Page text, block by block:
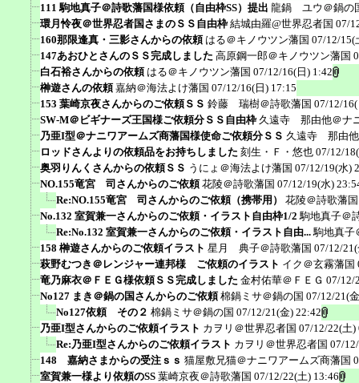
111 駒地真子＠詩歌藩国様依頼（自由枠SS）提出 龍鍋 ユウ＠鍋の
環月怜夜＠世界忍者国さまのＳＳ自由枠 結城由羅@世界忍者国 07/
160那限逢真・三影さんからの依頼 はる＠キノウツン藩国 07/12/15(
147あおひとさんのＳＳ完成しました 高原鋼一郎＠キノウツン藩国
白石裕さんからの依頼 はる＠キノウツン藩国 07/12/16(日) 1:42
榊遊さんの依頼 嘉納＠海法よけ藩国 07/12/16(日) 17:15
153 葉崎京夜さんからのご依頼ＳＳ 鈴藤 瑞樹＠詩歌藩国 07/12/
SW-M＠ビギナーズ王国様ご依頼分ＳＳ自由枠 久遠寺 那由他＠ナ
乃亜I型＠ナニワアームズ商藩国様使命ご依頼分ＳＳ 久遠寺 那由他
ロッドさんよりの依頼品をお持ちしました 刻生・Ｆ・悠也 07/12/
奥羽りんくさんからの依頼ＳＳ うにょ＠海法よけ藩国 07/12/19(水)
NO.155竜宮 司さんからのご依頼 花陵＠詩歌藩国 07/12/19(水)
Re:NO.155竜宮 司さんからのご依頼（携帯用）
花陵＠詩歌藩国
No.132 室賀兼一さんからのご依頼・イラスト自由枠1/2 駒地真子＠
Re:No.132 室賀兼一さんからのご依頼・イラスト自由... 駒地真子
158 榊遊さんからのご依頼イラスト 星月 典子＠詩歌藩国 07/12/
萩野むつき＠レンジャー連邦様 ご依頼のイラスト イク＠玄霧藩国
竜乃麻衣＠ＦＥＧ様依頼ＳＳ完成しました 金村佑華＠ＦＥＧ 07/12/
No127 まき＠鍋の国さんからのご依頼 棉鍋ミサ＠鍋の国 07/12/21(
No127依頼 その２ 棉鍋ミサ＠鍋の国 07/12/21(金) 22:42
乃亜I型さんからのご依頼イラスト カヲリ＠世界忍者国 07/12/22(土)
Re:乃亜I型さんからのご依頼イラスト カヲリ＠世界忍者国 07/
148 嘉納さまからの受注ｓｓ 猫屋敷兄猫＠ナニワアームズ商藩国
室賀兼一様より依頼のSS 葉崎京夜＠詩歌藩国 07/12/22(土) 13:46